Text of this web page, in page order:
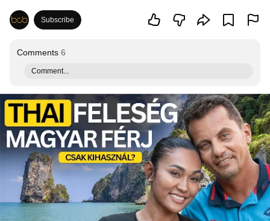
Subscribe
Comments 6
Comment...